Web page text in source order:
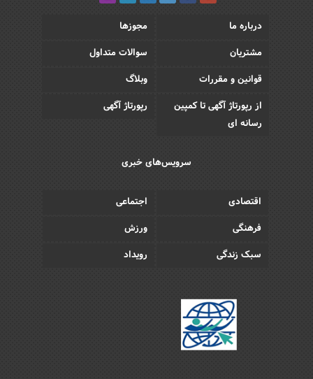
درباره ما
مجوزها
مشتریان
سوالات متداول
قوانین و مقررات
وبلاگ
از رپورتاژ آگهی تا کمپین
رسانه ای
رپورتاژ آگهی
سرویس‌های خبری
اقتصادی
اجتماعی
فرهنگی
ورزش
سبک زندگی
رویداد